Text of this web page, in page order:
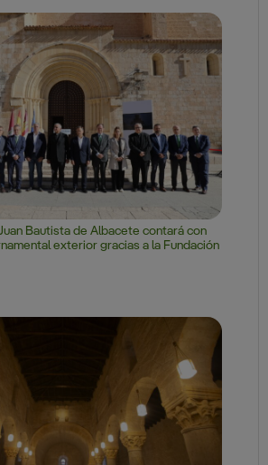
Bautista de Albacete contará con
exterior gracias a la Fundación